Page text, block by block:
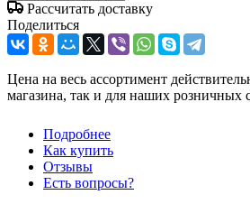
Рассчитать доставку
Поделиться
Цена на весь ассортимент
магазина, так и для наших розничных
Подробнее
Как купить
Отзывы
Есть вопросы?